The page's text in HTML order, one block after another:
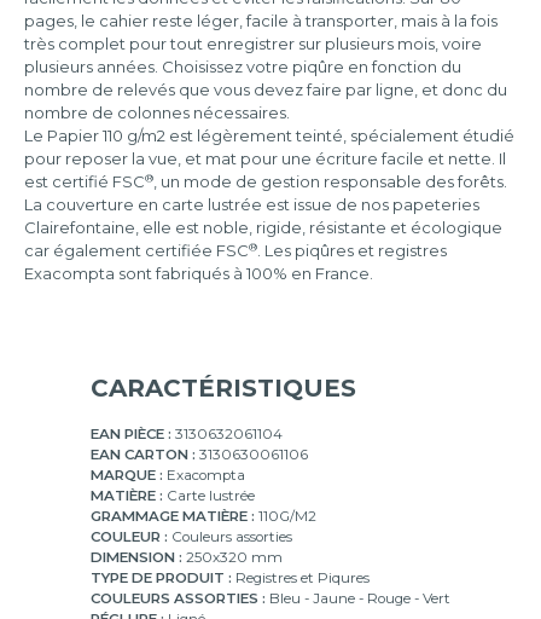
pages, le cahier reste léger, facile à transporter, mais à la fois
très complet pour tout enregistrer sur plusieurs mois, voire
plusieurs années. Choisissez votre piqûre en fonction du
nombre de relevés que vous devez faire par ligne, et donc du
nombre de colonnes nécessaires.
Le Papier 110 g/m2 est légèrement teinté, spécialement étudié
pour reposer la vue, et mat pour une écriture facile et nette. Il
est certifié FSC®, un mode de gestion responsable des forêts.
La couverture en carte lustrée est issue de nos papeteries
Clairefontaine, elle est noble, rigide, résistante et écologique
car également certifiée FSC®. Les piqûres et registres
Exacompta sont fabriqués à 100% en France.
CARACTÉRISTIQUES
EAN PIÈCE : 3130632061104
EAN CARTON : 3130630061106
MARQUE : Exacompta
MATIÈRE : Carte lustrée
GRAMMAGE MATIÈRE : 110G/M2
COULEUR : Couleurs assorties
DIMENSION : 250x320 mm
TYPE DE PRODUIT : Registres et Piqures
COULEURS ASSORTIES : Bleu - Jaune - Rouge - Vert